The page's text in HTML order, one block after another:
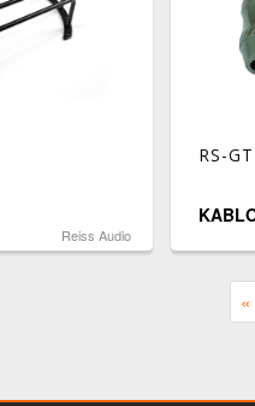
Reiss Audio
RS-
«